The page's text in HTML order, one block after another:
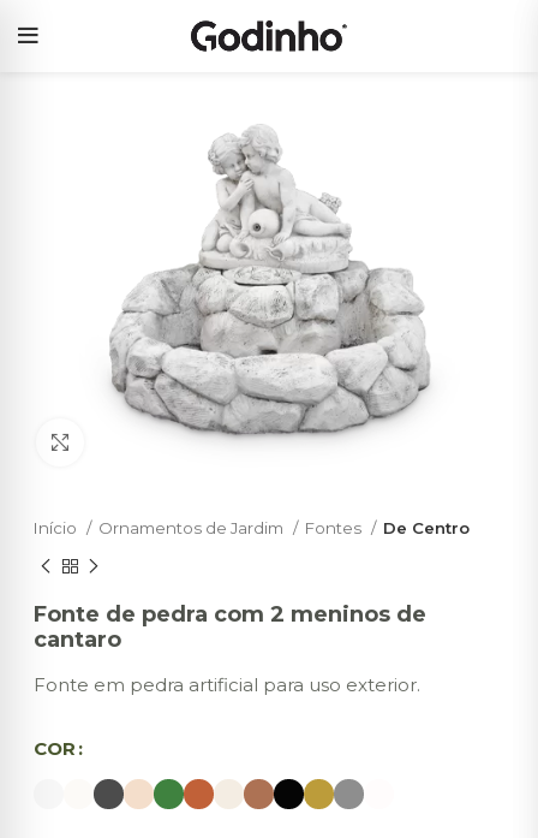
Click to enlarge
Início Ornamentos de Jardim Fontes De Centro
Fonte de pedra com 2 meninos de
cantaro
Fonte em pedra artificial para uso exterior.
COR